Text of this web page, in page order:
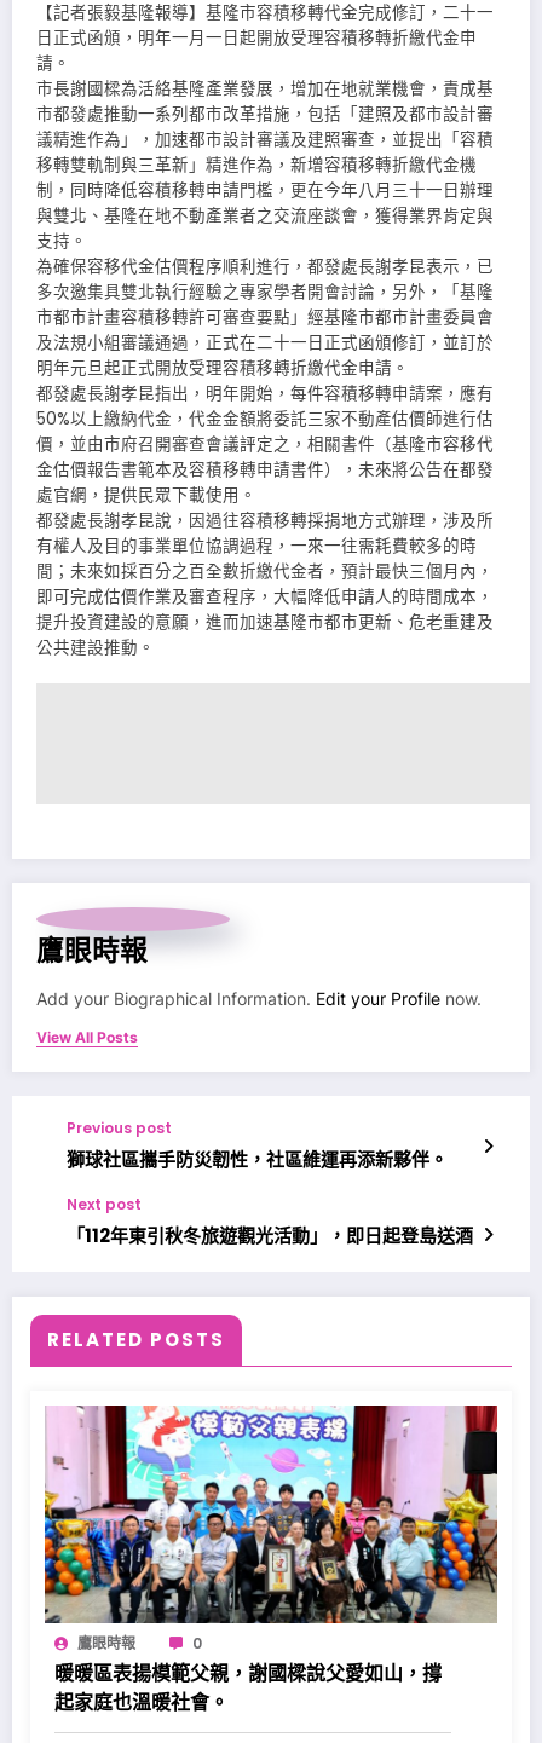
【記者張毅基隆報導】基隆市容積移轉代金完成修訂，二十一
日正式函頒，明年一月一日起開放受理容積移轉折繳代金申
請。
市長謝國樑為活絡基隆產業發展，增加在地就業機會，責成基
市都發處推動一系列都市改革措施，包括「建照及都市設計審
議精進作為」，加速都市設計審議及建照審查，並提出「容積
移轉雙軌制與三革新」精進作為，新增容積移轉折繳代金機
制，同時降低容積移轉申請門檻，更在今年八月三十一日辦理
與雙北、基隆在地不動產業者之交流座談會，獲得業界肯定與
支持。
為確保容移代金估價程序順利進行，都發處長謝孝昆表示，已
多次邀集具雙北執行經驗之專家學者開會討論，另外，「基隆
市都市計畫容積移轉許可審查要點」經基隆市都市計畫委員會
及法規小組審議通過，正式在二十一日正式函頒修訂，並訂於
明年元旦起正式開放受理容積移轉折繳代金申請。
都發處長謝孝昆指出，明年開始，每件容積移轉申請案，應有
50%以上繳納代金，代金金額將委託三家不動產估價師進行估
價，並由市府召開審查會議評定之，相關書件（基隆市容移代
金估價報告書範本及容積移轉申請書件），未來將公告在都發
處官網，提供民眾下載使用。
都發處長謝孝昆說，因過往容積移轉採捐地方式辦理，涉及所
有權人及目的事業單位協調過程，一來一往需耗費較多的時
間；未來如採百分之百全數折繳代金者，預計最快三個月內，
即可完成估價作業及審查程序，大幅降低申請人的時間成本，
提升投資建設的意願，進而加速基隆市都市更新、危老重建及
公共建設推動。
鷹眼時報
Add your Biographical Information. Edit your Profile now.
View All Posts
Previous post
獅球社區攜手防災韌性，社區維運再添新夥伴。
Next post
「112年東引秋冬旅遊觀光活動」，即日起登島送酒
RELATED POSTS
鷹眼時報 0
暖暖區表揚模範父親，謝國樑說父愛如山，撐
起家庭也溫暖社會。